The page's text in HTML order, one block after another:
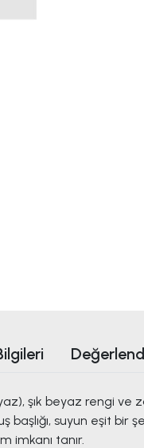
şık beyaz rengi
suyun eşit bir
imkanı tanır.